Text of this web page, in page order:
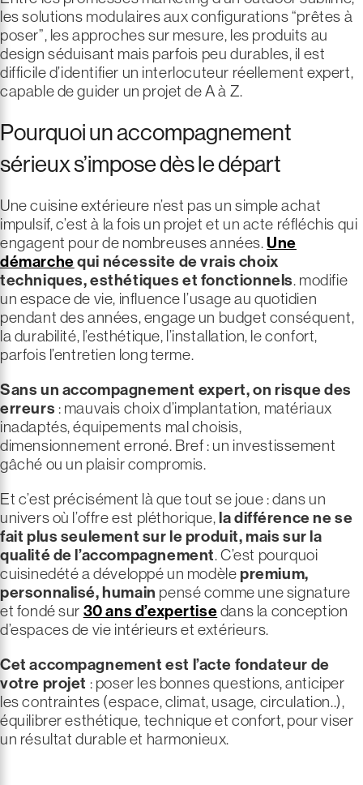
les solutions modulaires aux configurations “prêtes à
poser”, les approches sur mesure, les produits au
design séduisant mais parfois peu durables, il est
difficile d’identifier un interlocuteur réellement expert,
capable de guider un projet de A à Z.
Pourquoi un accompagnement
sérieux s’impose dès le départ
Une cuisine extérieure n’est pas un simple achat
impulsif, c’est à la fois un projet et un acte réfléchis qui
engagent pour de nombreuses années. Une
démarchequi nécessite de vrais choix
techniques, esthétiques et fonctionnels. modifie
un espace de vie, influence l’usage au quotidien
pendant des années, engage un budget conséquent,
la durabilité, l’esthétique, l’installation, le confort,
parfois l’entretien long terme.
Sans un accompagnement expert, on risque des
erreurs : mauvais choix d’implantation, matériaux
inadaptés, équipements mal choisis,
dimensionnement erroné. Bref : un investissement
gâché ou un plaisir compromis.
Et c’est précisément là que tout se joue : dans un
univers où l’offre est pléthorique, la différence ne se
fait plus seulement sur le produit, mais sur la
qualité de l’accompagnement. C’est pourquoi
cuisinedété a développé un modèlepremium,
personnalisé, humain pensé comme une signature
et fondé sur 30 ans d’expertisedans la conception
d’espaces de vie intérieurs et extérieurs.
Cet accompagnement est l’acte fondateur de
votre projet : poser les bonnes questions, anticiper
les contraintes (espace, climat, usage, circulation..),
équilibrer esthétique, technique et confort, pour viser
un résultat durable et harmonieux.